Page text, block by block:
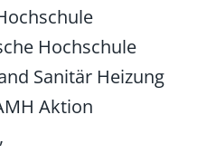
Hochschule
Sanitär Heizung
Aktion